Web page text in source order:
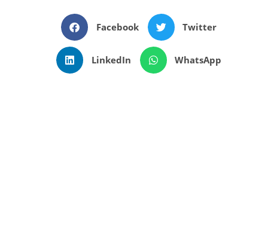
Facebook Twitter
LinkedIn WhatsApp